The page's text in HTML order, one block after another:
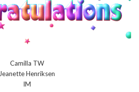
Camilla TW
Jeanette Henriksen
IM